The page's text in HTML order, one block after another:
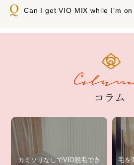
Can I get VIO MIX while I’m
カミソリなしでVIO脱毛でき
毛を